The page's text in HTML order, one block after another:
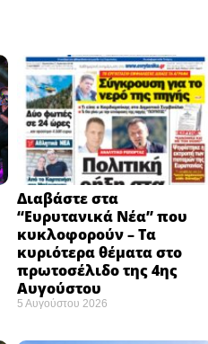
Διαβάστε στα
“Ευρυτανικά Νέα” που
κυκλοφορούν – Τα
κυριότερα θέματα στο
πρωτοσέλιδο της 4ης
Αυγούστου
5 Αυγούστου 2026